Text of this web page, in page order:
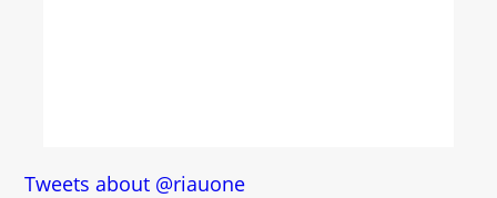
Tweets about @riauone